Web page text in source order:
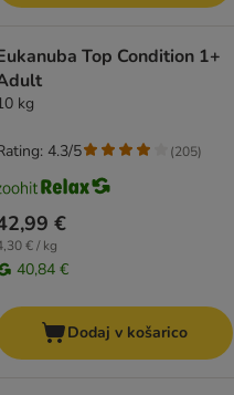
Top Condition 1+
kg
€
€ / kg
40,84 €
4.3/5 (205)
Dodaj v košarico